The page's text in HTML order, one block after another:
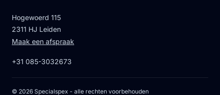
Hogewoerd 115
2311 HJ Leiden
Maak een afspraak
+31 085-3032673
© 2026 Specialspex - alle rechten voorbehouden